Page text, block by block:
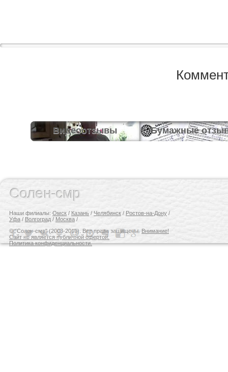
Видеоотзывы Бумажные
Солен-смр
Наши филиалы: Омск / Казань / Челябинск / Ростов-на-Дону /
Уфа / Волгоград / Москва /
© "Солен-смр" (2003-2015). Все права защищены. Внимание!
Сайт не является публичной офертой.
Политика конфиденциальности.